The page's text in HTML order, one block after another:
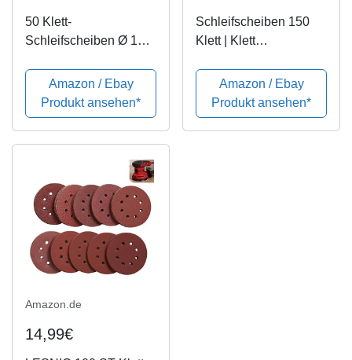
50 Klett-
Schleifscheiben Ø 125
Exzenter-Schleifer 8
Loc
Amazon / Ebay
Produkt ansehen*
Schleifscheiben 150
Klett | Klett
150mm 40 Körnung |
40 Stk. Schleifpapier
von Wabrasive | Ideal
für den
Amazon / Ebay
Produkt ansehen*
Amazon.de
14,99€